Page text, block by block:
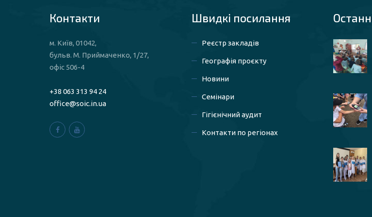
Контакти
м. Київ, 01042,
бульв. М. Приймаченко, 1/27,
офіс 506-4
+38 063 313 94 24
office@soic.in.ua
Швидкі посилaння
Реєстр закладів
Географія проєкту
Новини
Семінари
Гігієнічний аудит
Контакти по регіонах